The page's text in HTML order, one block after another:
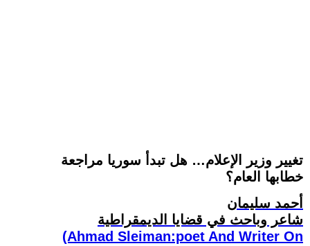
تغيير وزير الإعلام… هل تبدأ سوريا مراجعة
خطابها العام؟
أحمد سليمان
شاعر وباحث في قضايا الديمقراطية
(Ahmad Sleiman:poet And Writer On